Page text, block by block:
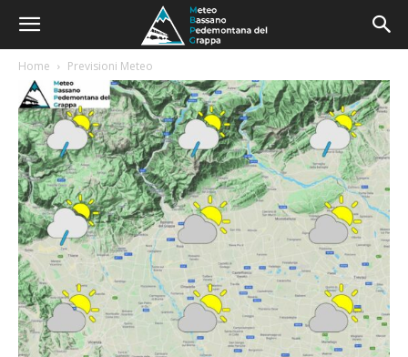
Home Previsioni Meteo